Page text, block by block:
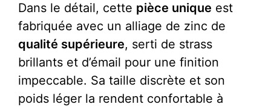
Dans le détail, cette pièce unique est
fabriquée avec un alliage de zinc de
qualité supérieure, serti de strass
brillants et d’émail pour une finition
impeccable. Sa taille discrète et son
poids léger la rendent confortable à